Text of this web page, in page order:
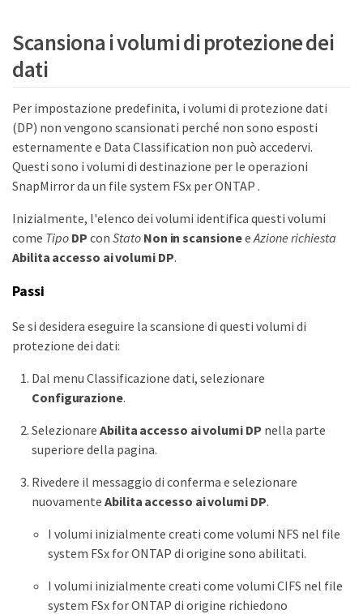
Scansiona i volumi di protezione dei
dati
Per impostazione predefinita, i volumi di protezione dati
(DP) non vengono scansionati perché non sono esposti
esternamente e Data Classification non può accedervi.
Questi sono i volumi di destinazione per le operazioni
SnapMirror da un file system FSx per ONTAP .
Inizialmente, l'elenco dei volumi identifica questi volumi
come Tipo DP con Stato Non in scansioneeAzione richiesta
Abilita accesso ai volumi DP.
Passi
Se si desidera eseguire la scansione di questi volumi di
protezione dei dati:
Dal menu Classificazione dati, selezionare
Configurazione.
Selezionare Abilita accesso ai volumi DP nella parte
superiore della pagina.
Rivedere il messaggio di conferma e selezionare
nuovamente Abilita accesso ai volumi DP.
I volumi inizialmente creati come volumi NFS nel file
system FSx for ONTAP di origine sono abilitati.
I volumi inizialmente creati come volumi CIFS nel file
system FSx for ONTAP di origine richiedono